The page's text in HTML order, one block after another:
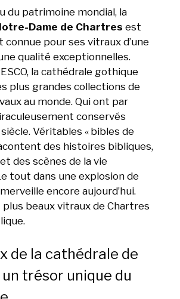
du patrimoine mondial, la
Dame de Chartres est
connue pour ses vitraux d’une
qualité exceptionnelles.
la cathédrale gothique
plus grandes collections de
au monde. Qui ont par
conservés
Véritables « bibles de
des histoires bibliques,
des scènes de la vie
tout dans une explosion de
encore aujourd’hui.
plus beaux vitraux de Chartres
de la cathédrale de
trésor unique du